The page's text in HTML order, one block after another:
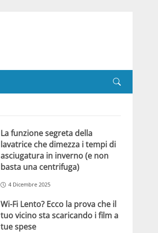
La funzione segreta della
lavatrice che dimezza i tempi di
asciugatura in inverno (e non
basta una centrifuga)
4 Dicembre 2025
Wi-Fi Lento? Ecco la prova che il
tuo vicino sta scaricando i film a
tue spese